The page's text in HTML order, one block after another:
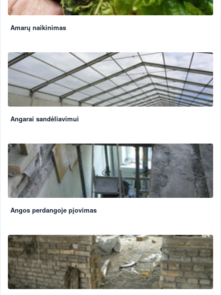
Amarų naikinimas
Angarai sandėliavimui
Angos perdangoje pjovimas